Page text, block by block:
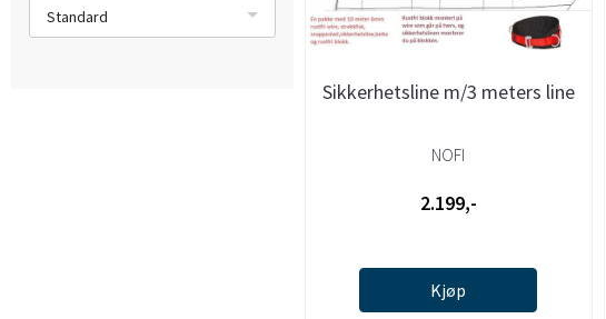
Standard
Sikkerhetsline m/3 meters line
NOFI
2.199,-
Kjøp